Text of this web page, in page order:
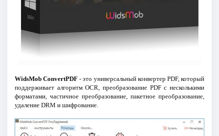
WidsMob ConvertPDF - это универсальный конвертер PDF, который
поддерживает алгоритм OCR, преобразование PDF с несколькими
форматами, частичное преобразование, пакетное преобразование,
удаление DRM и шифрование.